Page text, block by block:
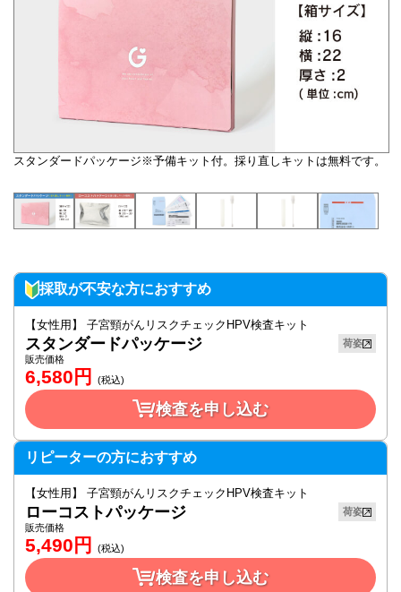
スタンダードパッケージ※予備キット付。採り直しキットは無料です。
採取が不安な方におすすめ
【女性用】 子宮頸がんリスクチェックHPV検査キット
スタンダードパッケージ
荷姿
販売価格
6,580 円 (税込)
検査を申し込む
リピーターの方におすすめ
【女性用】 子宮頸がんリスクチェックHPV検査キット
ローコストパッケージ
荷姿
販売価格
5,490 円 (税込)
検査を申し込む